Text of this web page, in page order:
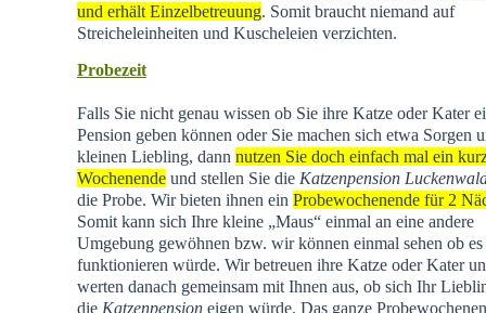
und erhält Einzelbetreuung. Somit braucht niemand auf
Streicheleinheiten und Kuscheleien verzichten.
Probezeit
Falls Sie nicht genau wissen ob Sie ihre Katze oder Kater
Pension geben können oder Sie machen sich etwa Sorgen
kleinen Liebling, dann nutzen Sie doch einfach mal ein
Wochenendeund stellen Sie die Katzenpension
die Probe. Wir bieten ihnen ein Probewochenende für 2
Somit kann sich Ihre kleine „Maus“ einmal an eine andere
Umgebung gewöhnen bzw. wir können einmal sehen ob es
funktionieren würde. Wir betreuen ihre Katze oder Kater
werten danach gemeinsam mit Ihnen aus, ob sich Ihr
die Katzenpensioneigen würde. Das ganze